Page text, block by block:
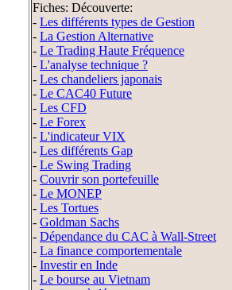
Fiches: Découverte:
- Les différents types de Gestion
- La Gestion Alternative
- Le Trading Haute Fréquence
- L'analyse technique ?
- Les chandeliers japonais
- Le CAC40 Future
- Les CFD
- Le Forex
- L'indicateur VIX
- Les différents Gap
- Le Swing Trading
- Couvrir son portefeuille
- Le MONEP
- Les Tortues
- Goldman Sachs
- Dépendance du CAC à Wall-Street
- La finance comportementale
- Investir en Inde
- Le bourse au Vietnam